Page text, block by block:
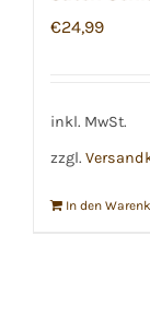
€24,99
inkl. MwSt.
zzgl.
In den